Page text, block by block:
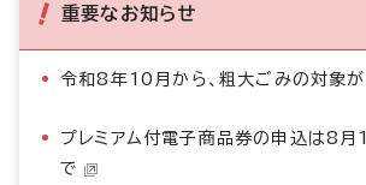
重要なお知らせ
令和8年10月から、粗大ごみの対象が
プレミアム付電子商品券の申込は8月
で